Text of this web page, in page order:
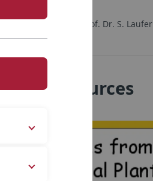
Prof. Dr. S. Laufer
sources